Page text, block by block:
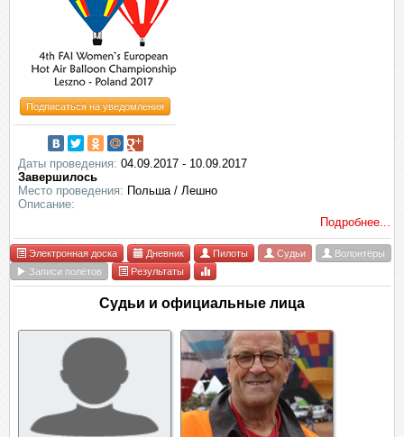
Подписаться на уведомления
Даты проведения: 04.09.2017 - 10.09.2017
Завершилось
Место проведения: Польша / Лешно
Описание:
Подробнее...
Электронная доска Дневник Пилоты Судьи
Волонтёры
Записи полётов
Результаты
Судьи и официальные лица